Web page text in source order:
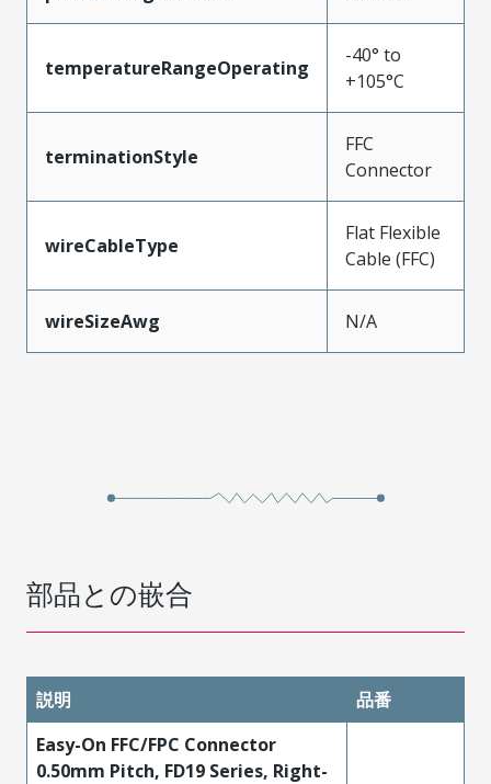
temperatureRangeOperating
-40° to
+105°C
terminationStyle
FFC
Connector
wireCableType
Flat Flexible
Cable (FFC)
wireSizeAwg N/A
部品との嵌合
説明
品番
Easy-On FFC/FPC Connector
0.50mm Pitch, FD19 Series, Right-